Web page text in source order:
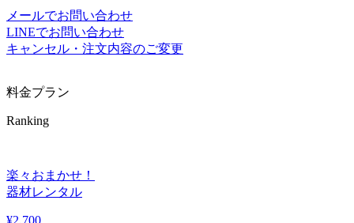
メールでお問い合わせ
LINEでお問い合わせ
キャンセル・注文内容のご変更
料金プラン
Ranking
楽々おまかせ！
器材レンタル
¥2,700